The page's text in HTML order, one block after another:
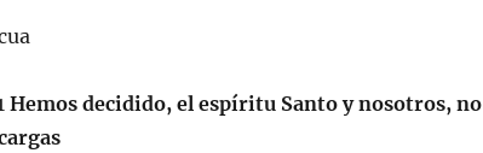
Hemos decidido, el espíritu Santo y nosotros, no